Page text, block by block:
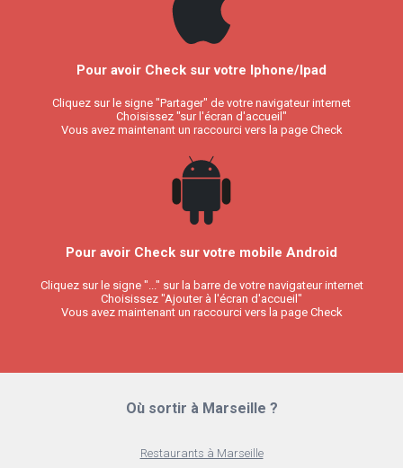
Pour avoir Check sur votre Iphone/Ipad
Cliquez sur le signe "Partager" de votre navigateur internet
Choisissez "sur l'écran d'accueil"
Vous avez maintenant un raccourci vers la page Check
Pour avoir Check sur votre mobile Android
Cliquez sur le signe "..." sur la barre de votre navigateur internet
Choisissez "Ajouter à l'écran d'accueil"
Vous avez maintenant un raccourci vers la page Check
Où sortir à Marseille ?
Restaurants à Marseille